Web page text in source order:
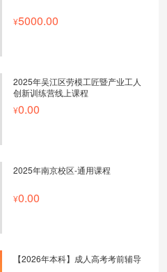
5000.00
2025年吴江区劳模工匠暨产业工人
创新训练营线上课程
0.00
2025年南京校区-通用课程
0.00
【2026年本科】成人高考考前辅导